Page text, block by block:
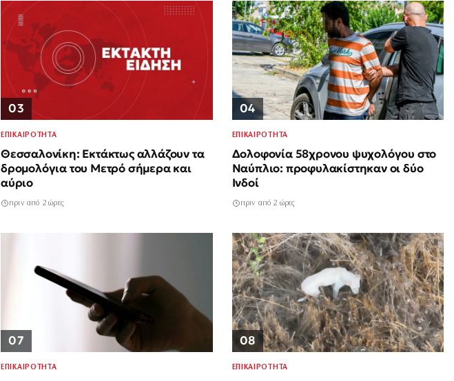
03
ΕΠΙΚΑΙΡΟΤΗΤΑ
Θεσσαλονίκη: Εκτάκτως αλλάζουν τα
δρομολόγια του Μετρό σήμερα και
αύριο
πριν από 2 ώρες
04
ΕΠΙΚΑΙΡΟΤΗΤΑ
Δολοφονία 58χρονου ψυχολόγου στο
Ναύπλιο: προφυλακίστηκαν οι δύο
Ινδοί
πριν από 2 ώρες
07
ΕΠΙΚΑΙΡΟΤΗΤΑ
08
ΕΠΙΚΑΙΡΟΤΗΤΑ